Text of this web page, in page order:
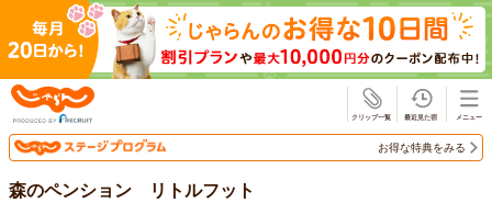
お得な特典をみる
森のペンション リトルフット